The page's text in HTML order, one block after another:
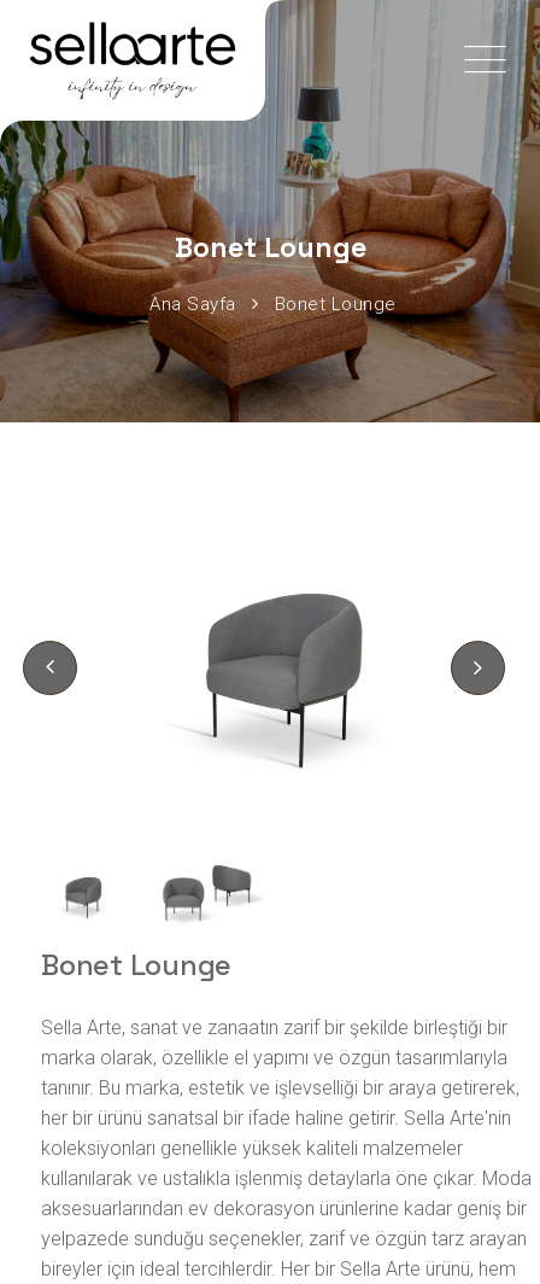
Bonet Lounge
Ana Sayfa Bonet Lounge
Bonet Lounge
Sella Arte, sanat ve zanaatın zarif bir şekilde birleştiği bir
marka olarak, özellikle el yapımı ve özgün tasarımlarıyla
tanınır. Bu marka, estetik ve işlevselliği bir araya getirerek,
her bir ürünü sanatsal bir ifade haline getirir. Sella Arte'nin
koleksiyonları genellikle yüksek kaliteli malzemeler
kullanılarak ve ustalıkla işlenmiş detaylarla öne çıkar. Moda
aksesuarlarından ev dekorasyon ürünlerine kadar geniş bir
yelpazede sunduğu seçenekler, zarif ve özgün tarz arayan
bireyler için ideal tercihlerdir. Her bir Sella Arte ürünü, hem